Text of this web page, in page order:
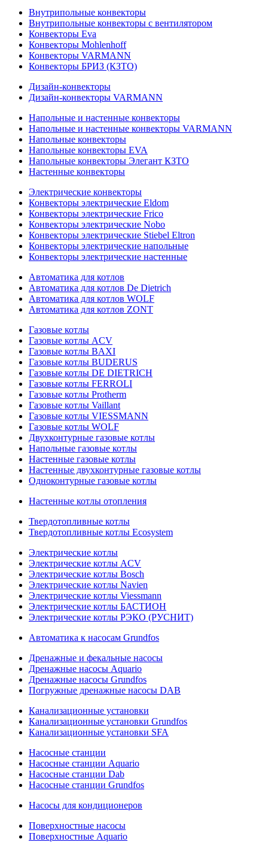
Внутрипольные конвекторы
Внутрипольные конвекторы с вентилятором
Конвекторы Eva
Конвекторы Mohlenhoff
Конвекторы VARMANN
Конвекторы БРИЗ (КЗТО)
Дизайн-конвекторы
Дизайн-конвекторы VARMANN
Напольные и настенные конвекторы
Напольные и настенные конвекторы VARMANN
Напольные конвекторы
Напольные конвекторы EVA
Напольные конвекторы Элегант КЗТО
Настенные конвекторы
Электрические конвекторы
Конвекторы электрические Eldom
Конвекторы электрические Frico
Конвекторы электрические Nobo
Конвекторы электрические Stiebel Eltron
Конвекторы электрические напольные
Конвекторы электрические настенные
Автоматика для котлов
Автоматика для котлов De Dietrich
Автоматика для котлов WOLF
Автоматика для котлов ZONT
Газовые котлы
Газовые котлы ACV
Газовые котлы BAXI
Газовые котлы BUDERUS
Газовые котлы DE DIETRICH
Газовые котлы FERROLI
Газовые котлы Protherm
Газовые котлы Vaillant
Газовые котлы VIESSMANN
Газовые котлы WOLF
Двухконтурные газовые котлы
Напольные газовые котлы
Настенные газовые котлы
Настенные двухконтурные газовые котлы
Одноконтурные газовые котлы
Настенные котлы отопления
Твердотопливные котлы
Твердотопливные котлы Ecosystem
Электрические котлы
Электрические котлы ACV
Электрические котлы Bosch
Электрические котлы Navien
Электрические котлы Viessmann
Электрические котлы БАСТИОН
Электрические котлы РЭКО (РУСНИТ)
Автоматика к насосам Grundfos
Дренажные и фекальные насосы
Дренажные насосы Aquario
Дренажные насосы Grundfos
Погружные дренажные насосы DAB
Канализационные установки
Канализационные установки Grundfos
Канализационные установки SFA
Насосные станции
Насосные станции Aquario
Насосные станции Dab
Насосные станции Grundfos
Насосы для кондиционеров
Поверхностные насосы
Поверхностные Aquario